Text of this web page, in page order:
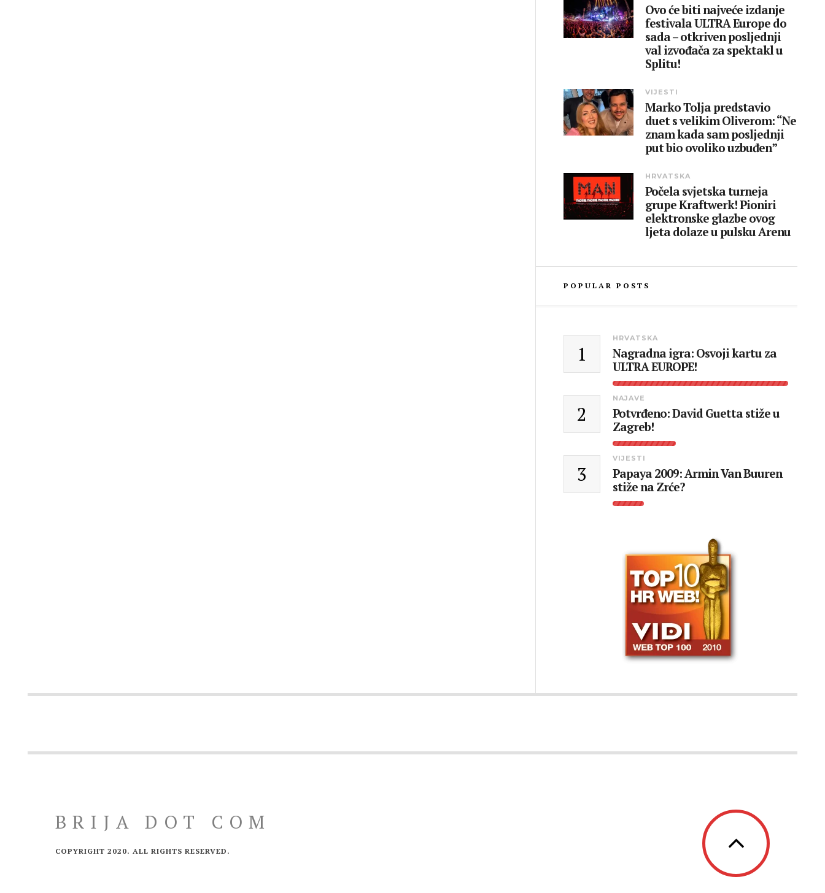
Ovo će biti najveće izdanje
festivala ULTRA Europe do
sada – otkriven posljednji
val izvođača za spektakl u
Splitu!
VIJESTI
Marko Tolja predstavio
duet s velikim Oliverom: “Ne
znam kada sam posljednji
put bio ovoliko uzbuđen”
HRVATSKA
Počela svjetska turneja
grupe Kraftwerk! Pioniri
elektronske glazbe ovog
ljeta dolaze u pulsku Arenu
POPULAR POSTS
1
HRVATSKA
Nagradna igra: Osvoji kartu za
ULTRA EUROPE!
2
NAJAVE
Potvrđeno: David Guetta stiže u
Zagreb!
3
VIJESTI
Papaya 2009: Armin Van Buuren
stiže na Zrće?
BRIJA DOT COM
COPYRIGHT 2020. ALL RIGHTS RESERVED.